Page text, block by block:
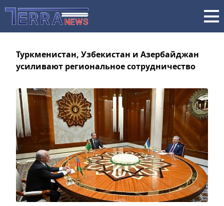
Туркменистан, Узбекистан и Азербайджан
усиливают региональное сотрудничество